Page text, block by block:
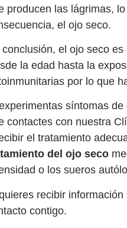
producen las lágrimas,
el ojo seco.
conclusión, el ojo seco
la edad hasta la
por lo que
síntomas
contactes con nuestra
el tratamiento
del ojo seco
o los sueros
recibir
contigo.